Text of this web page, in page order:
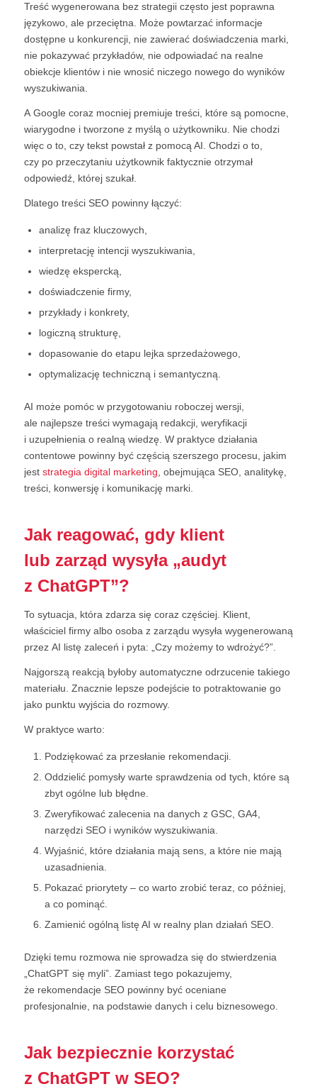
Treść wygenerowana bez strategii często jest poprawna
językowo, ale przeciętna. Może powtarzać informacje
dostępne u konkurencji, nie zawierać doświadczenia marki,
nie pokazywać przykładów, nie odpowiadać na realne
obiekcje klientów i nie wnosić niczego nowego do wyników
wyszukiwania.
A Google coraz mocniej premiuje treści, które są pomocne,
wiarygodne i tworzone z myślą o użytkowniku. Nie chodzi
więc o to, czy tekst powstał z pomocą AI. Chodzi o to,
czy po przeczytaniu użytkownik faktycznie otrzymał
odpowiedź, której szukał.
Dlatego treści SEO powinny łączyć:
analizę fraz kluczowych,
interpretację intencji wyszukiwania,
wiedzę ekspercką,
doświadczenie firmy,
przykłady i konkrety,
logiczną strukturę,
dopasowanie do etapu lejka sprzedażowego,
optymalizację techniczną i semantyczną.
AI może pomóc w przygotowaniu roboczej wersji,
ale najlepsze treści wymagają redakcji, weryfikacji
i uzupełnienia o realną wiedzę. W praktyce działania
contentowe powinny być częścią szerszego procesu, jakim
jest strategia digital marketing , obejmująca SEO, analitykę,
treści, konwersję i komunikację marki.
Jak reagować, gdy klient
lub zarząd wysyła „audyt
z ChatGPT”?
To sytuacja, która zdarza się coraz częściej. Klient,
właściciel firmy albo osoba z zarządu wysyła wygenerowaną
przez AI listę zaleceń i pyta: „Czy możemy to wdrożyć?”.
Najgorszą reakcją byłoby automatyczne odrzucenie takiego
materiału. Znacznie lepsze podejście to potraktowanie go
jako punktu wyjścia do rozmowy.
W praktyce warto:
Podziękować za przesłanie rekomendacji.
Oddzielić pomysły warte sprawdzenia od tych, które są
zbyt ogólne lub błędne.
Zweryfikować zalecenia na danych z GSC, GA4,
narzędzi SEO i wyników wyszukiwania.
Wyjaśnić, które działania mają sens, a które nie mają
uzasadnienia.
Pokazać priorytety – co warto zrobić teraz, co później,
a co pominąć.
Zamienić ogólną listę AI w realny plan działań SEO.
Dzięki temu rozmowa nie sprowadza się do stwierdzenia
„ChatGPT się myli”. Zamiast tego pokazujemy,
że rekomendacje SEO powinny być oceniane
profesjonalnie, na podstawie danych i celu biznesowego.
Jak bezpiecznie korzystać
z ChatGPT w SEO?